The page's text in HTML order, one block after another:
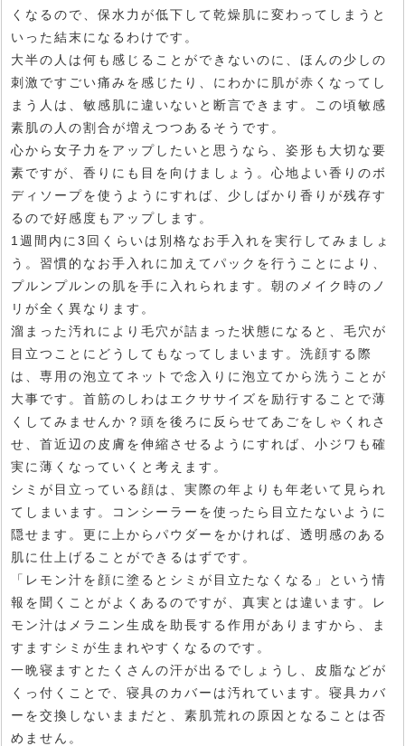
くなるので、保水力が低下して乾燥肌に変わってしまうと
いった結末になるわけです。
大半の人は何も感じることができないのに、ほんの少しの
刺激ですごい痛みを感じたり、にわかに肌が赤くなってし
まう人は、敏感肌に違いないと断言できます。この頃敏感
素肌の人の割合が増えつつあるそうです。
心から女子力をアップしたいと思うなら、姿形も大切な要
素ですが、香りにも目を向けましょう。心地よい香りのボ
ディソープを使うようにすれば、少しばかり香りが残存す
るので好感度もアップします。
1週間内に3回くらいは別格なお手入れを実行してみましょ
う。習慣的なお手入れに加えてパックを行うことにより、
プルンプルンの肌を手に入れられます。朝のメイク時のノ
リが全く異なります。
溜まった汚れにより毛穴が詰まった状態になると、毛穴が
目立つことにどうしてもなってしまいます。洗顔する際
は、専用の泡立てネットで念入りに泡立てから洗うことが
大事です。首筋のしわはエクササイズを励行することで薄
くしてみませんか？頭を後ろに反らせてあごをしゃくれさ
せ、首近辺の皮膚を伸縮させるようにすれば、小ジワも確
実に薄くなっていくと考えます。
シミが目立っている顔は、実際の年よりも年老いて見られ
てしまいます。コンシーラーを使ったら目立たないように
隠せます。更に上からパウダーをかければ、透明感のある
肌に仕上げることができるはずです。
「レモン汁を顔に塗るとシミが目立たなくなる」という情
報を聞くことがよくあるのですが、真実とは違います。レ
モン汁はメラニン生成を助長する作用がありますから、ま
すますシミが生まれやすくなるのです。
一晩寝ますとたくさんの汗が出るでしょうし、皮脂などが
くっ付くことで、寝具のカバーは汚れています。寝具カバ
ーを交換しないままだと、素肌荒れの原因となることは否
めません。